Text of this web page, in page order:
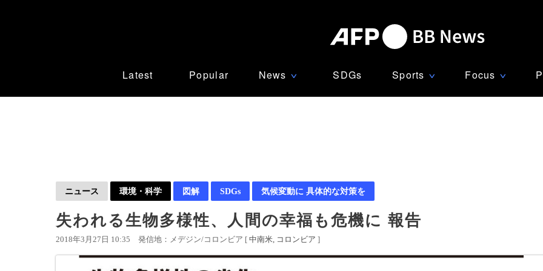
Latest Popular News ∨ SDGs Sports ∨ Focus ∨
ニュース 環境・科学 図解 SDGs 気候変動に 具体的な対策を
失われる生物多様性、人間の幸福も危機に 報告
2018年3月27日 10:35 発信地：メデジン/コロンビア [ 中南米 コロンビア ]